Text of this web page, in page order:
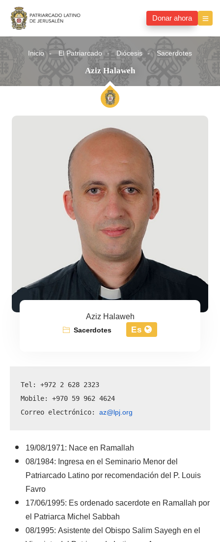
Donar ahora
Inicio El Patriarcado Diócesis Sacerdotes
Aziz Halaweh
Aziz Halaweh
Sacerdotes Es
Tel: +972 2 628 2323
Mobile: +970 59 962 4624
Correo electrónico: az@lpj.org
19/08/1971: Nace en Ramallah
08/1984: Ingresa en el Seminario Menor del
Patriarcado Latino por recomendación del P. Louis
Favro
17/06/1995: Es ordenado sacerdote en Ramallah por
el Patriarca Michel Sabbah
08/1995: Asistente del Obispo Salim Sayegh en el